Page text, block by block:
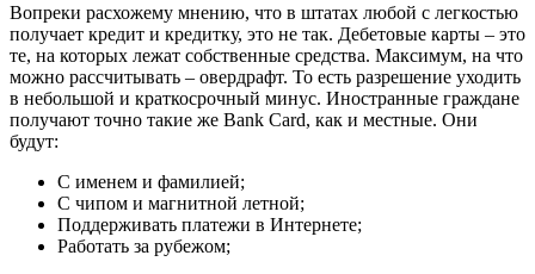
Вопреки расхожему мнению, что в штатах любой с легкостью
получает кредит и кредитку, это не так. Дебетовые карты – это
те, на которых лежат собственные средства. Максимум, на что
можно рассчитывать – овердрафт. То есть разрешение уходить
в небольшой и краткосрочный минус. Иностранные граждане
получают точно такие же Bank Card, как и местные. Они
будут:
С именем и фамилией;
С чипом и магнитной летной;
Поддерживать платежи в Интернете;
Работать за рубежом;